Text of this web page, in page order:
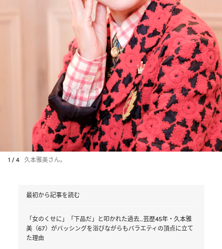
1 / 4 久本雅美さん。
最初から記事を読む
「女のくせに」「下品だ」と叩かれた過去…芸歴45年・久本雅
美（67）がバッシングを浴びながらもバラエティの頂点に立て
た理由